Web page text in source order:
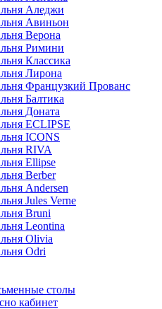
Аледжи
Авиньон
Верона
Римини
Классика
Лирона
Французкий Прованс
Балтика
Доната
ECLIPSE
ICONS
RIVA
Ellipse
Berber
Andersen
Jules Verne
Bruni
Leontina
Olivia
Odri
столы
кабинет